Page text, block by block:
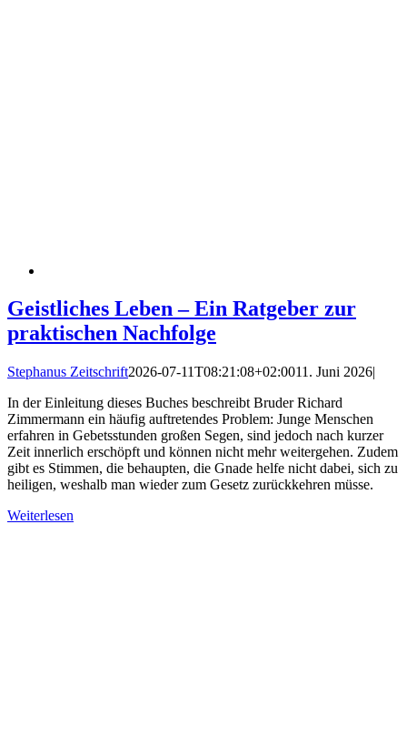
Geistliches Leben – Ein Ratgeber zur
praktischen Nachfolge
Stephanus Zeitschrift2026-07-11T08:21:08+02:0011. Juni 2026|
In der Einleitung dieses Buches beschreibt Bruder Richard
Zimmermann ein häufig auftretendes Problem: Junge Menschen
erfahren in Gebetsstunden großen Segen, sind jedoch nach kurzer
Zeit innerlich erschöpft und können nicht mehr weitergehen. Zudem
gibt es Stimmen, die behaupten, die Gnade helfe nicht dabei, sich zu
heiligen, weshalb man wieder zum Gesetz zurückkehren müsse.
Weiterlesen